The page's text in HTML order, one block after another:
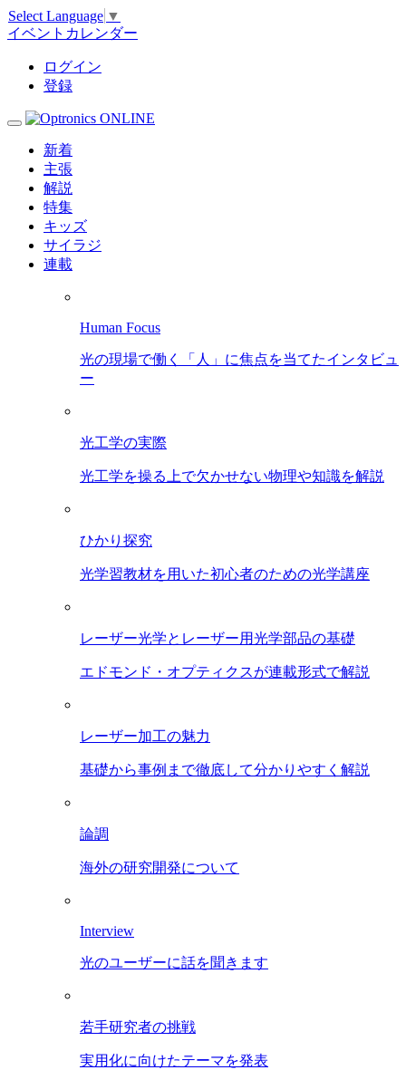
Select Language ▼
イベントカレンダー
ログイン
登録
新着
主張
解説
特集
キッズ
サイラジ
連載
Human Focus
光の現場で働く「人」に焦点を当てたインタビュ
ー
光工学の実際
光工学を操る上で欠かせない物理や知識を解説
ひかり探究
光学習教材を用いた初心者のための光学講座
レーザー光学とレーザー用光学部品の基礎
エドモンド・オプティクスが連載形式で解説
レーザー加工の魅力
基礎から事例まで徹底して分かりやすく解説
論調
海外の研究開発について
Interview
光のユーザーに話を聞きます
若手研究者の挑戦
実用化に向けたテーマを発表